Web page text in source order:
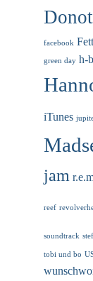
facebook
green day h-
iTunes
jam
reef
soundtrack
tobi und bo